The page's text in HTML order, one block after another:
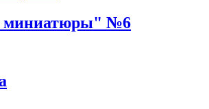
миниатюры" №6